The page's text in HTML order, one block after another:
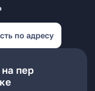
по адресу
пер